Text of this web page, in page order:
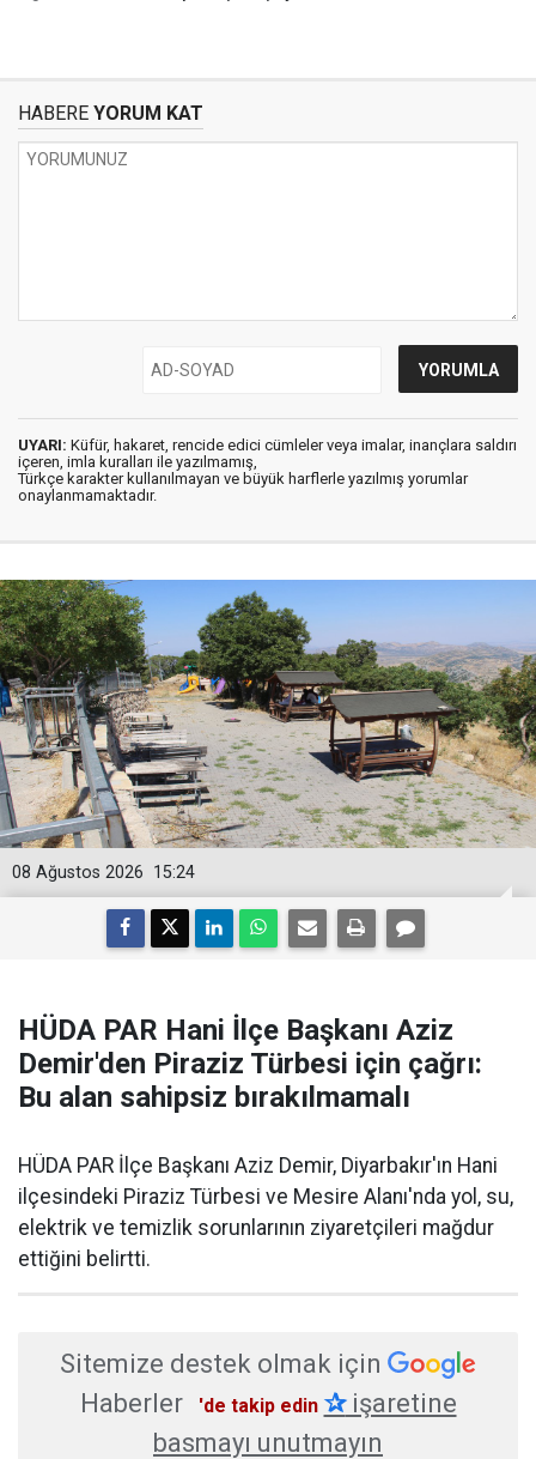
HABERE YORUM KAT
UYARI: Küfür, hakaret, rencide edici cümleler veya imalar, inançlara saldırı
içeren, imla kuralları ile yazılmamış,
Türkçe karakter kullanılmayan ve büyük harflerle yazılmış yorumlar
onaylanmamaktadır.
15:24
08 Ağustos 2026
HÜDA PAR Hani İlçe Başkanı Aziz
Demir'den Piraziz Türbesi için çağrı:
Bu alan sahipsiz bırakılmamalı
HÜDA PAR İlçe Başkanı Aziz Demir, Diyarbakır'ın Hani
ilçesindeki Piraziz Türbesi ve Mesire Alanı'nda yol, su,
elektrik ve temizlik sorunlarının ziyaretçileri mağdur
ettiğini belirtti.
Sitemize destek olmak için
Haberler
'de takip edin ✰işaretine
basmayı unutmayın